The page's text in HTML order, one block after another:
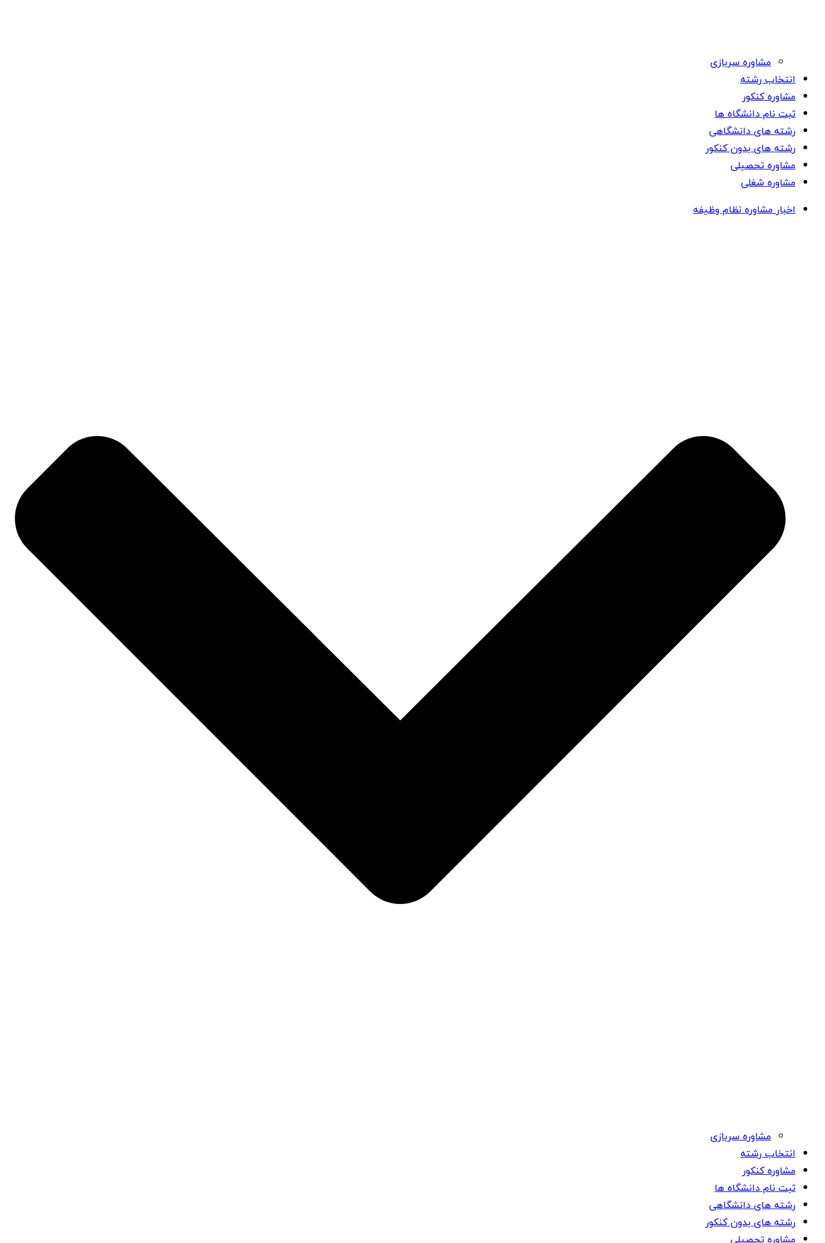
مشاوره سربازی
انتخاب رشته
مشاوره کنکور
ثبت نام دانشگاه ها
رشته های دانشگاهی
رشته های بدون کنکور
مشاوره تحصیلی
مشاوره شغلی
اخبار مشاوره نظام وظیفه
مشاوره سربازی
انتخاب رشته
مشاوره کنکور
ثبت نام دانشگاه ها
رشته های دانشگاهی
رشته های بدون کنکور
مشاوره تحصیلی